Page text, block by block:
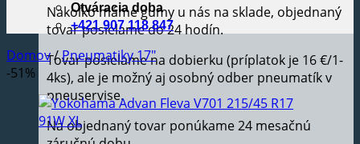
Nakoľko máme gumy u nás na sklade, objednaný
tovar posielame do 24 hodín.
Tovar posielame na dobierku (príplatok je 16 €/1-
4ks), ale je možný aj osobný odber pneumatík v
pneuservise.
Na objednaný tovar ponúkame 24 mesačnú
Otváracia doba
+421 907 118 847
Domov/Pneumatiky 17"
-51%